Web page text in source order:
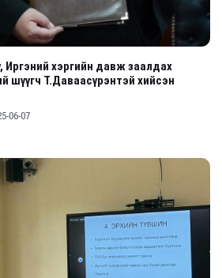
Иргэний хэргийн давж заалдах
шүүгч Т.Даваасүрэнтэй хийсэн
06-07